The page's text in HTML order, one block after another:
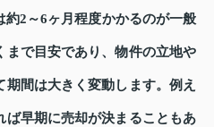
2～6ヶ月程度かかるのが一般
まで目安であり、物件の立地や
間は大きく変動します。例え
ば早期に売却が決まることもあ